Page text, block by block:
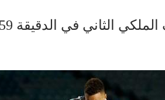
في الدقيقة 59 ضد الإنتر